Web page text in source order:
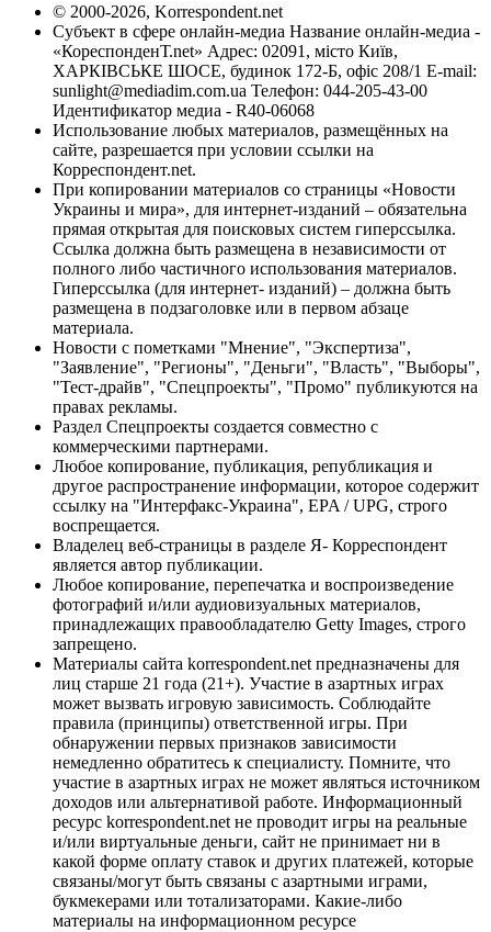
© 2000-2026, Korrespondent.net
Субъект в сфере онлайн-медиа Название онлайн-медиа -
«КореспонденТ.net» Адрес: 02091, місто Київ,
ХАРКІВСЬКЕ ШОСЕ, будинок 172-Б, офіс 208/1 E-mail:
sunlight@mediadim.com.ua Телефон: 044-205-43-00
Идентификатор медиа - R40-06068
Использование любых материалов, размещённых на
сайте, разрешается при условии ссылки на
Корреспондент.net.
При копировании материалов со страницы «Новости
Украины и мира», для интернет-изданий – обязательна
прямая открытая для поисковых систем гиперссылка.
Ссылка должна быть размещена в независимости от
полного либо частичного использования материалов.
Гиперссылка (для интернет- изданий) – должна быть
размещена в подзаголовке или в первом абзаце
материала.
Новости с пометками "Мнение", "Экспертиза",
"Заявление", "Регионы", "Деньги", "Власть", "Выборы",
"Тест-драйв", "Спецпроекты", "Промо" публикуются на
правах рекламы.
Раздел Спецпроекты создается совместно с
коммерческими партнерами.
Любое копирование, публикация, републикация и
другое распространение информации, которое содержит
ссылку на "Интерфакс-Украина", EPA / UPG, строго
воспрещается.
Владелец веб-страницы в разделе Я- Корреспондент
является автор публикации.
Любое копирование, перепечатка и воспроизведение
фотографий и/или аудиовизуальных материалов,
принадлежащих правообладателю Getty Images, строго
запрещено.
Материалы сайта korrespondent.net предназначены для
лиц старше 21 года (21+). Участие в азартных играх
может вызвать игровую зависимость. Соблюдайте
правила (принципы) ответственной игры. При
обнаружении первых признаков зависимости
немедленно обратитесь к специалисту. Помните, что
участие в азартных играх не может являться источником
доходов или альтернативой работе. Информационный
ресурс korrespondent.net не проводит игры на реальные
и/или виртуальные деньги, сайт не принимает ни в
какой форме оплату ставок и других платежей, которые
связаны/могут быть связаны с азартными играми,
букмекерами или тотализаторами. Какие-либо
материалы на информационном ресурсе